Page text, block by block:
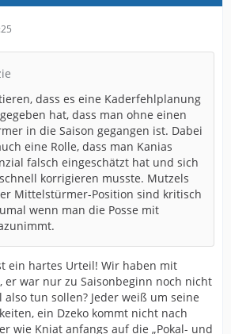
dass es eine Kaderfehlplanung
hat, dass man ohne einen
in die Saison gegangen ist. Dabei
eine Rolle, dass man Kanias
falsch eingeschätzt hat und sich
korrigieren musste. Mutzels
Mittelstürmer-Position sind kritisch
wenn man die Posse mit
ein hartes Urteil! Wir haben mit
er war nur zu Saisonbeginn noch nicht
tun sollen? Jeder weiß um seine
ein Dzeko kommt nicht nach
wie Kniat anfangs auf die „Pokal- und